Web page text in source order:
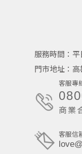
服務時間：平
門市地址：
客服專
商業
客服信